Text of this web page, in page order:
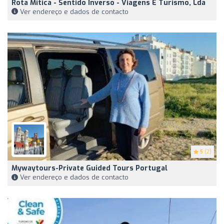
Rota Mitica - Sentido Inverso - Viagens E Turismo, Lda
Ver endereço e dados de contacto
5 (2)
Mywaytours-Private Guided Tours Portugal
Ver endereço e dados de contacto